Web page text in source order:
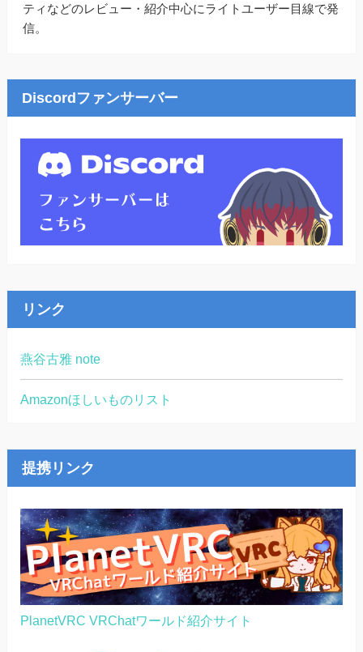
ティなどのレビュー・紹介中心にライトユーザー目線で発
信。
Discordファンサーバー
リンク
燕谷古雅 note
Amazonほしいものリスト
提携リンク
PlanetVRC VRChatワールド紹介サイト